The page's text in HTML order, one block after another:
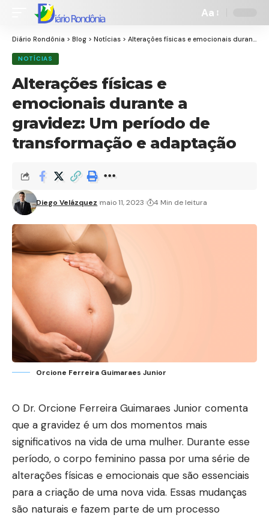
Font
Resizer
Aa
Diário Rondônia > Blog > Notícias > Alterações físicas e emocionais durante a gravidez: Um período de transformação e adaptação
NOTÍCIAS
Alterações físicas e
emocionais durante a
gravidez: Um período de
transformação e adaptação
Diego Velázquez maio 11, 2023 4 Min de leitura
Orcione Ferreira Guimaraes Junior
O Dr. Orcione Ferreira Guimaraes Junior comenta
que a gravidez é um dos momentos mais
significativos na vida de uma mulher. Durante esse
período, o corpo feminino passa por uma série de
alterações físicas e emocionais que são essenciais
para a criação de uma nova vida. Essas mudanças
são naturais e fazem parte de um processo